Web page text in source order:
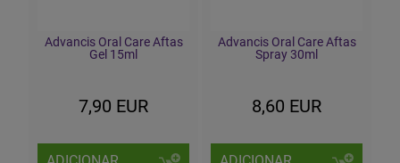
Advancis Oral Care Aftas
Gel 15ml
7,90 EUR
Advancis Oral Care Aftas
Spray 30ml
8,60 EUR